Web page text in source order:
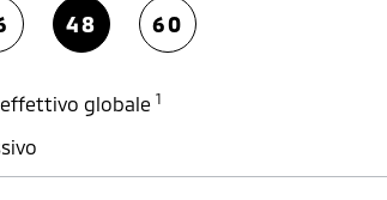
48 60
globale 1